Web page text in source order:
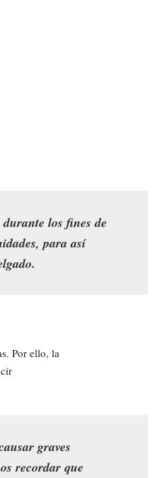
los fines de
para así
Por ello, la
graves
recordar que